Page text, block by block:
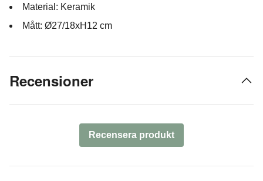
Material: Keramik
Mått: Ø27/18xH12 cm
Recensioner
Recensera produkt